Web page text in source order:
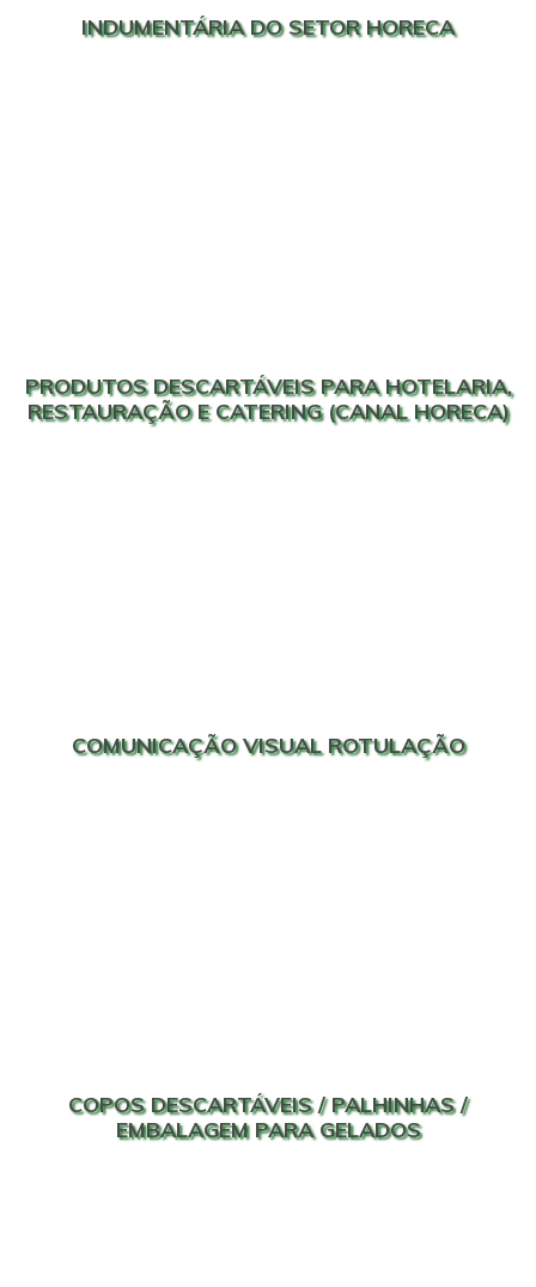
INDUMENTÁRIA DO SETOR HORECA
PRODUTOS DESCARTÁVEIS PARA HOTELARIA,
RESTAURAÇÃO E CATERING (CANAL HORECA)
COMUNICAÇÃO VISUAL ROTULAÇÃO
COPOS DESCARTÁVEIS / PALHINHAS /
EMBALAGEM PARA GELADOS